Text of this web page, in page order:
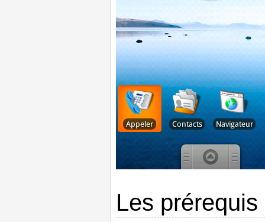
Les prérequis